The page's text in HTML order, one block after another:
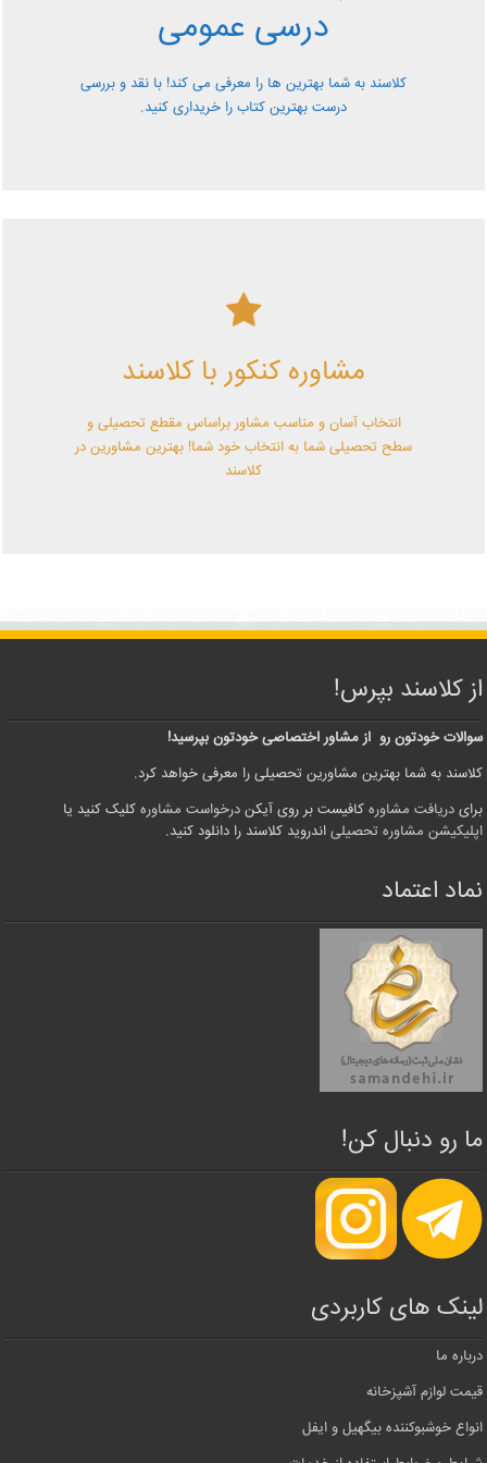
درسی عمومی
کلاسند به شما بهترین ها را معرفی می کند! با نقد و بررسی
درست بهترین کتاب را خریداری کنید.
رایگان از کلاسند
مشاوره کنکور با کلاسند
انتخاب آسان و مناسب مشاور براساس مقطع تحصیلی و
سطح تحصیلی شما به انتخاب خود شما! بهترین مشاورین در
کلاسند
از کلاسند بپرس!
سوالات خودتون رو از مشاور اختصاصی خودتون بپرسید!
کلاسند به شما بهترین مشاورین تحصیلی را معرفی خواهد کرد.
برایدریافت مشاوره کافیست بر روی آیکندرخواست مشاوره کلیک کنید یا
اپلیکیشن مشاوره تحصیلی اندروید کلاسند را دانلود کنید.
نماد اعتماد
ما رو دنبال کن!
لینک های کاربردی
درباره ما
قیمت لوازم آشپزخانه
انواع خوشبوکننده بیگهیل و ایفل